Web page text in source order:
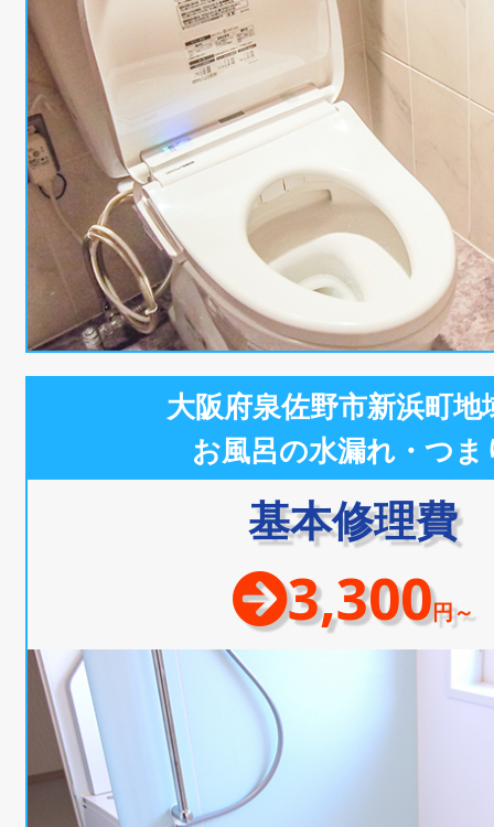
大阪府泉佐野市新浜町地
お風呂の水漏れ・つま
基本修理費
3,300円～